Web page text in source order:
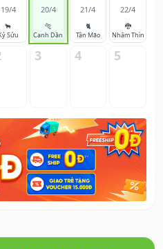
19/4
🐂
Sửu
20/4
🐅
Canh Dần
21/4
🐈
Tân Mão
22/4
🐉
Nhâm Thìn
3 4 5